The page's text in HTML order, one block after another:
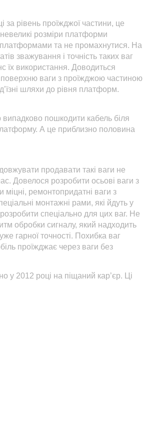
за рівень проїжджої частини, це
розміри платформи
платформами та не промахнутися. На
зважування і точність таких ваг
їх використання. Доводиться
поверхню ваги з проїжджою частиною
шляхи до рівня платформ.
пошкодити кабель біля
А це приблизно половина
продавати такі ваги не
Довелося розробити осьові ваги з
ремонтопридатні ваги з
монтажні рами, які йдуть у
спеціально для цих ваг. Не
обробки сигналу, який надходить
гарної точності. Похибка ваг
проїжджає через ваги без
у 2012 році на піщаний кар’єр. Ці